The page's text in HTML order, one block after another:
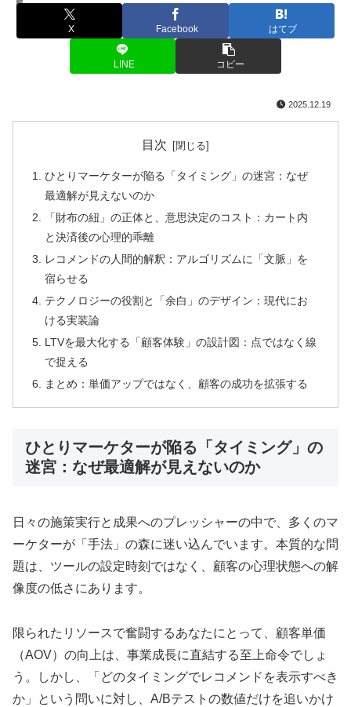
マーケティング
X Facebook はてブ
LINE コピー
2025.12.19
目次
ひとりマーケターが陥る「タイミング」の迷宮：なぜ
最適解が見えないのか
「財布の紐」の正体と、意思決定のコスト：カート内
と決済後の心理的乖離
レコメンドの人間的解釈：アルゴリズムに「文脈」を
宿らせる
テクノロジーの役割と「余白」のデザイン：現代にお
ける実装論
LTVを最大化する「顧客体験」の設計図：点ではなく線
で捉える
まとめ：単価アップではなく、顧客の成功を拡張する
ひとりマーケターが陥る「タイミング」の
迷宮：なぜ最適解が見えないのか
日々の施策実行と成果へのプレッシャーの中で、多くのマ
ーケターが「手法」の森に迷い込んでいます。本質的な問
題は、ツールの設定時刻ではなく、顧客の心理状態への解
像度の低さにあります。
限られたリソースで奮闘するあなたにとって、顧客単価
（AOV）の向上は、事業成長に直結する至上命令でしょ
う。しかし、「どのタイミングでレコメンドを表示すべき
か」という問いに対し、A/Bテストの数値だけを追いかけ